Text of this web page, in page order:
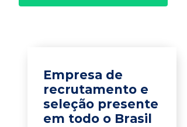
Empresa de
recrutamento e
seleção presente
em todo o Brasil